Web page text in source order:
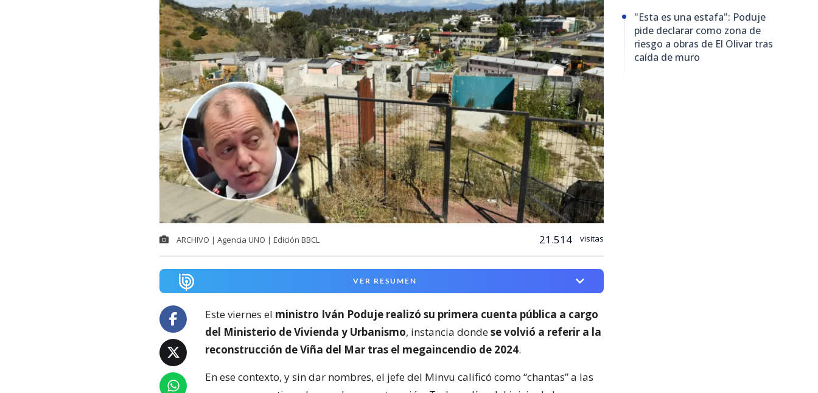
ARCHIVO | Agencia UNO | Edición BBCL 21.514 visitas
VER RESUMEN
Este viernes el ministro Iván Poduje realizó su primera cuenta pública a cargo
del Ministerio de Vivienda y Urbanismo, instancia dondese volvió a referir a la
reconstrucción de Viña del Mar tras el megaincendio de 2024.
En ese contexto, y sin dar nombres, el jefe del Minvu calificó como “chantas” a las
"Esta es una estafa": Poduje
pide declarar como zona de
riesgo a obras de El Olivar tras
caída de muro